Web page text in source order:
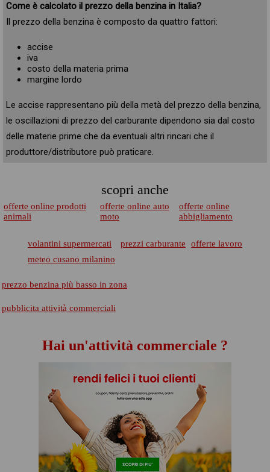
Come è calcolato il prezzo della benzina in Italia?
Il prezzo della benzina è composto da quattro fattori:
accise
iva
costo della materia prima
margine lordo
Le accise rappresentano più della metà del prezzo della benzina,
le oscillazioni di prezzo del carburante dipendono sia dal costo
delle materie prime che da eventuali altri rincari che il
produttore/distributore può praticare.
scopri anche
offerte online prodotti
animali
offerte online auto
moto
offerte online
abbigliamento
volantini supermercati prezzi carburante
offerte lavoro
meteo cusano milanino
prezzo benzina più basso in zona
pubblicita attività commerciali
Hai un'attività commerciale ?